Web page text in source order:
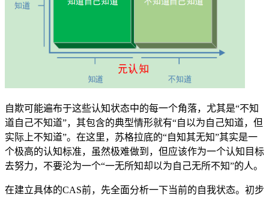
自欺可能遍布于这些认知状态中的每一个角落，尤其是“不知
道自己不知道”，其包含的典型情形就有“自以为自己知道，但
实际上不知道”。在这里，苏格拉底的“自知其无知”其实是一
个极高的认知标准，虽然极难做到，但应该作为一个认知目标
去努力，不要沦为一个“一无所知却以为自己无所不知”的人。
在建立具体的CAS前，先全面分析一下当前的自我状态。初步